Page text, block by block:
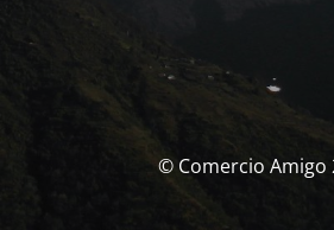
© Comercio Amigo